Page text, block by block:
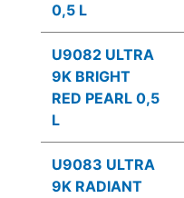
0,5 L
U9082 ULTRA
9K BRIGHT
RED PEARL 0,5
L
U9083 ULTRA
9K RADIANT